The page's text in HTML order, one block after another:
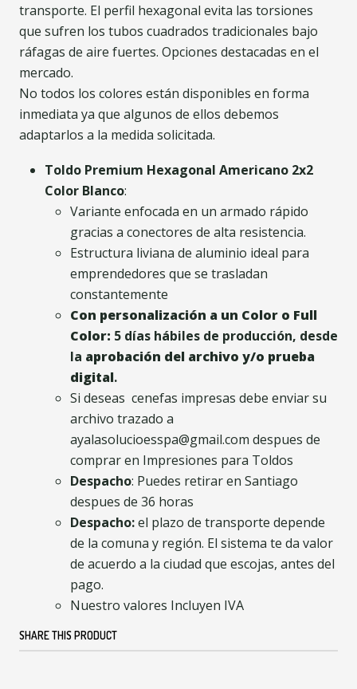
transporte. El perfil hexagonal evita las torsiones
que sufren los tubos cuadrados tradicionales bajo
ráfagas de aire fuertes. Opciones destacadas en el
mercado.
No todos los colores están disponibles en forma
inmediata ya que algunos de ellos debemos
adaptarlos a la medida solicitada.
Toldo Premium Hexagonal Americano 2x2
Color Blanco:
Variante enfocada en un armado rápido
gracias a conectores de alta resistencia.
Estructura liviana de aluminio ideal para
emprendedores que se trasladan
constantemente
Con personalización a un Color o Full
Color: 5 días hábiles de producción, desde
la aprobación del archivo y/o prueba
digital.
Si deseas cenefas impresas debe enviar su
archivo trazado a
ayalasolucioesspa@gmail.com despues de
comprar en Impresiones para Toldos
Despacho: Puedes retirar en Santiago
despues de 36 horas
Despacho:el plazo de transporte depende
de la comuna y región. El sistema te da valor
de acuerdo a la ciudad que escojas, antes del
pago.
Nuestro valores Incluyen IVA
SHARE THIS PRODUCT